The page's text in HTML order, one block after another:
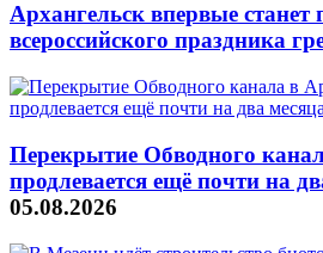
Архангельск впервые
всероссийского праздника
Перекрытие Обводного
продлевается ещё почти на
05.08.2026